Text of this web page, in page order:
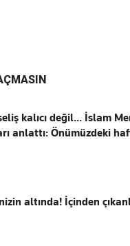
kalıcı değil... İslam
anlattı: Önümüzdeki
altında! İçinden